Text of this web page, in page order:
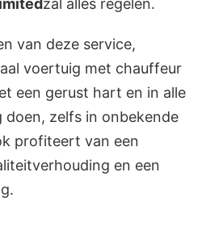
zal alles regelen.
van deze service,
voertuig met chauffeur
een gerust hart en in alle
doen, zelfs in onbekende
profiteert van een
en een